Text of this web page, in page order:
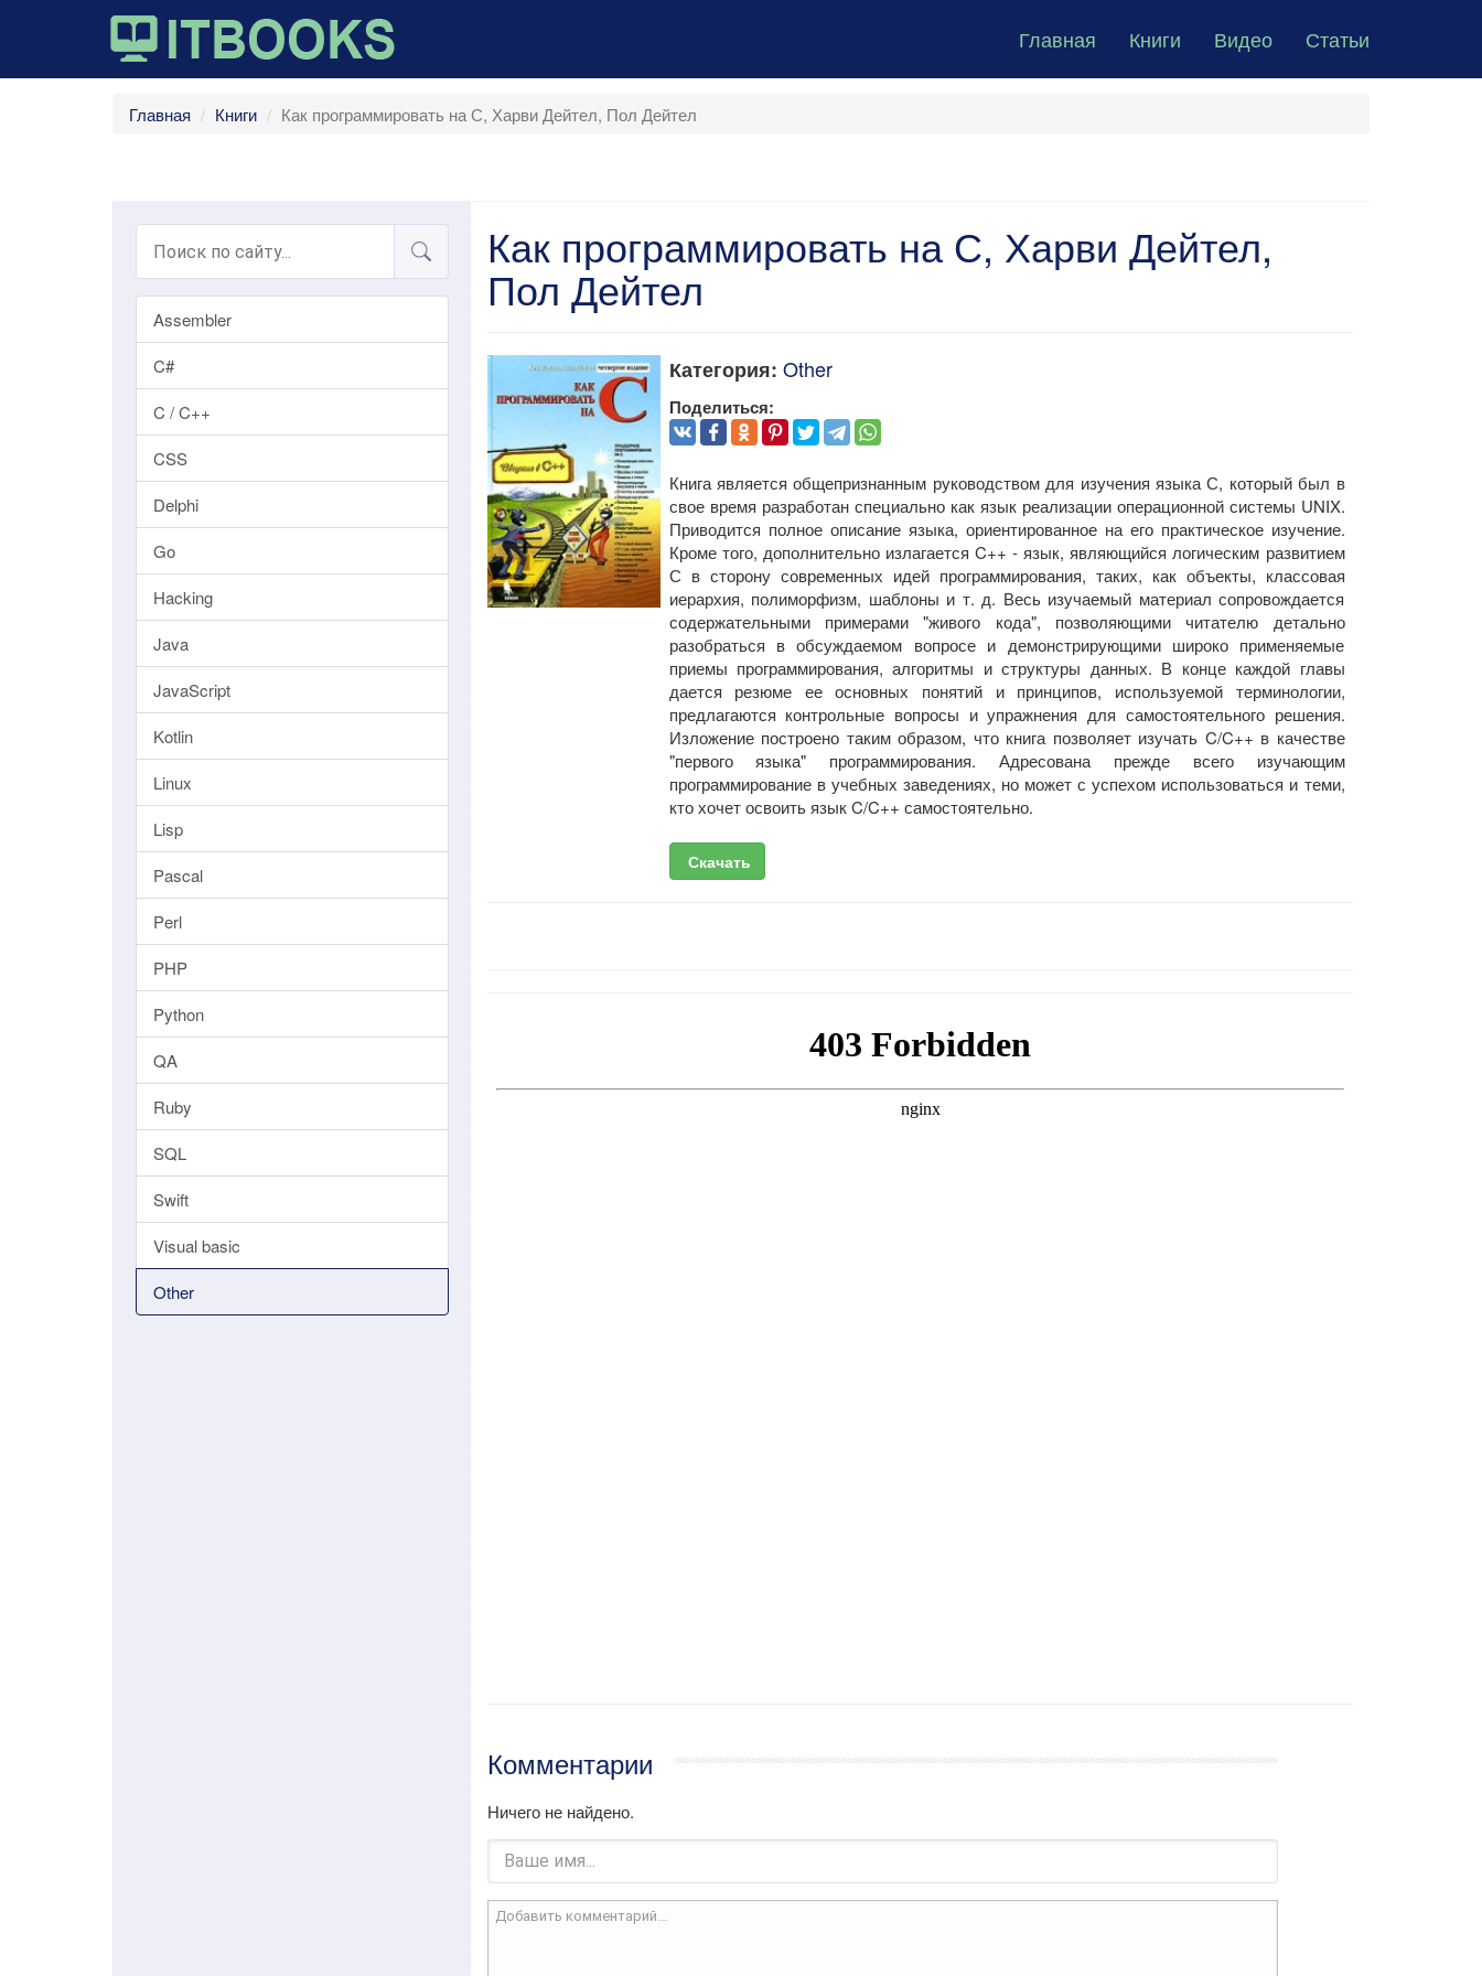
Главная Книги Видео Статьи
Главная Книги Как программировать на С, Харви Дейтел, Пол Дейтел
Assembler
C#
C / C++
CSS
Delphi
Go
Hacking
Java
JavaScript
Kotlin
Linux
Lisp
Pascal
Perl
PHP
Python
QA
Ruby
SQL
Swift
Visual basic
Other
Как программировать на С, Харви Дейтел,
Пол Дейтел
Категория: Other
Поделиться:
Книга является общепризнанным руководством для изучения языка С, который был в
свое время разработан специально как язык реализации операционной системы UNIX.
Приводится полное описание языка, ориентированное на его практическое изучение.
Кроме того, дополнительно излагается C++ - язык, являющийся логическим развитием
С в сторону современных идей программирования, таких, как объекты, классовая
иерархия, полиморфизм, шаблоны и т. д. Весь изучаемый материал сопровождается
содержательными примерами "живого кода", позволяющими читателю детально
разобраться в обсуждаемом вопросе и демонстрирующими широко применяемые
приемы программирования, алгоритмы и структуры данных. В конце каждой главы
дается резюме ее основных понятий и принципов, используемой терминологии,
предлагаются контрольные вопросы и упражнения для самостоятельного решения.
Изложение построено таким образом, что книга позволяет изучать C/C++ в качестве
"первого языка" программирования. Адресована прежде всего изучающим
программирование в учебных заведениях, но может с успехом использоваться и теми,
кто хочет освоить язык C/C++ самостоятельно.
Скачать
Комментарии
Ничего не найдено.